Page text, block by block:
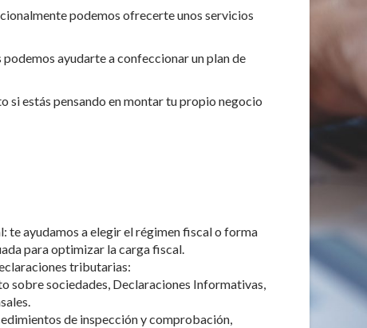
podemos ofrecerte unos servicios
ayudarte a confeccionar un plan de
si estás pensando en montar tu propio negocio
te ayudamos a elegir el régimen fiscal o forma
para optimizar la carga fiscal.
tributarias:
sobre sociedades, Declaraciones Informativas,
de inspección y comprobación,